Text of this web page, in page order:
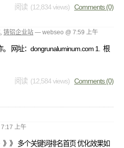
阅读 (12,834 views) Comments (0)
铸铝企业站 — webseo @ 7:59 上午
网址：dongrunaluminum.com 1. 根
阅读 (12,584 views) Comments (0)
上午
》 多个关键词排名首页 优化效果如